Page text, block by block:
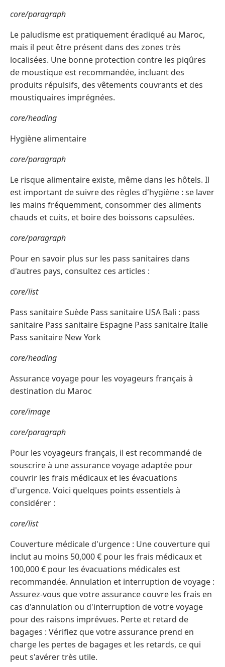
core/paragraph
Le paludisme est pratiquement éradiqué au Maroc,
mais il peut être présent dans des zones très
localisées. Une bonne protection contre les piqûres
de moustique est recommandée, incluant des
produits répulsifs, des vêtements couvrants et des
moustiquaires imprégnées.
core/heading
Hygiène alimentaire
core/paragraph
Le risque alimentaire existe, même dans les hôtels. Il
est important de suivre des règles d'hygiène : se laver
les mains fréquemment, consommer des aliments
chauds et cuits, et boire des boissons capsulées.
core/paragraph
Pour en savoir plus sur les pass sanitaires dans
d'autres pays, consultez ces articles :
core/list
Pass sanitaire Suède Pass sanitaire USA Bali : pass
sanitaire Pass sanitaire Espagne Pass sanitaire Italie
Pass sanitaire New York
core/heading
Assurance voyage pour les voyageurs français à
destination du Maroc
core/image
core/paragraph
Pour les voyageurs français, il est recommandé de
souscrire à une assurance voyage adaptée pour
couvrir les frais médicaux et les évacuations
d'urgence. Voici quelques points essentiels à
considérer :
core/list
Couverture médicale d'urgence : Une couverture qui
inclut au moins 50,000 € pour les frais médicaux et
100,000 € pour les évacuations médicales est
recommandée. Annulation et interruption de voyage :
Assurez-vous que votre assurance couvre les frais en
cas d'annulation ou d'interruption de votre voyage
pour des raisons imprévues. Perte et retard de
bagages : Vérifiez que votre assurance prend en
charge les pertes de bagages et les retards, ce qui
peut s'avérer très utile.